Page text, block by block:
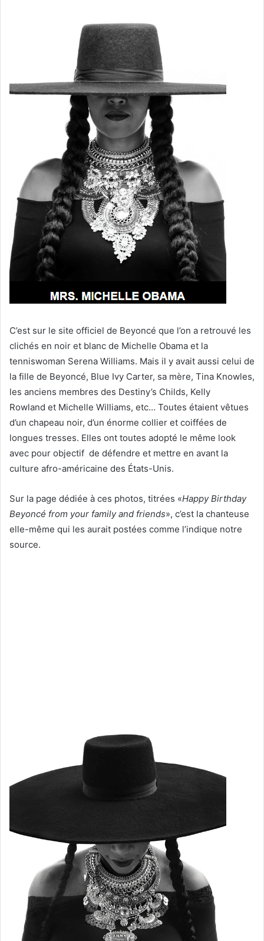
C’est sur le site officiel de Beyoncé que l’on a retrouvé les
clichés en noir et blanc de Michelle Obama et la
tenniswoman Serena Williams. Mais il y avait aussi celui de
la fille de Beyoncé, Blue Ivy Carter, sa mère, Tina Knowles,
les anciens membres des Destiny’s Childs, Kelly
Rowland et Michelle Williams, etc… Toutes étaient vêtues
d’un chapeau noir, d’un énorme collier et coiffées de
longues tresses. Elles ont toutes adopté le même look
avec pour objectif de défendre et mettre en avant la
culture afro-américaine des États-Unis.
Sur la page dédiée à ces photos, titrées «Happy Birthday
Beyoncé from your family and friends», c’est la chanteuse
elle-même qui les aurait postées comme l’indique notre
source.